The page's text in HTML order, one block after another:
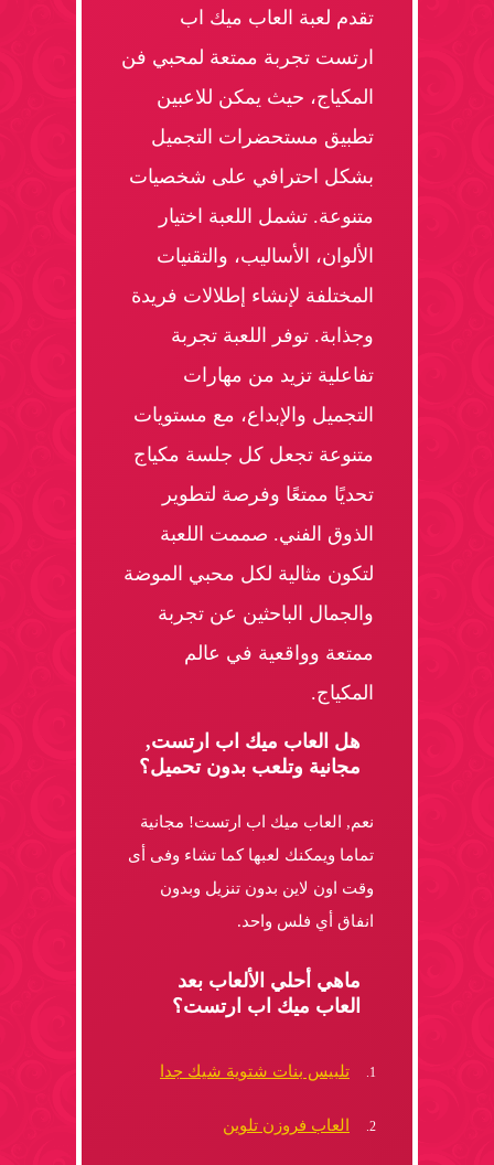
تقدم لعبة العاب ميك اب
ارتست تجربة ممتعة لمحبي فن
المكياج، حيث يمكن للاعبين
تطبيق مستحضرات التجميل
بشكل احترافي على شخصيات
متنوعة. تشمل اللعبة اختيار
الألوان، الأساليب، والتقنيات
المختلفة لإنشاء إطلالات فريدة
وجذابة. توفر اللعبة تجربة
تفاعلية تزيد من مهارات
التجميل والإبداع، مع مستويات
متنوعة تجعل كل جلسة مكياج
تحديًا ممتعًا وفرصة لتطوير
الذوق الفني. صممت اللعبة
لتكون مثالية لكل محبي الموضة
والجمال الباحثين عن تجربة
ممتعة وواقعية في عالم
المكياج.
هل العاب ميك اب ارتست,
مجانية وتلعب بدون تحميل؟
نعم, العاب ميك اب ارتست! مجانية
تماما ويمكنك لعبها كما تشاء وفى أى
وقت اون لاين بدون تنزيل وبدون
انفاق أي فلس واحد.
ماهي أحلي الألعاب بعد
العاب ميك اب ارتست؟
تلبيس بنات شتوية شيك جدا
العاب فروزن تلوين